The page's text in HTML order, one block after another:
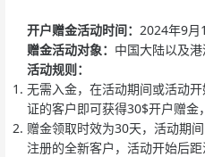
开户赠金活动时间： 2024年9月
赠金活动对象： 中国大陆以及
活动规则：
无需入金，在活动期间或活动
证的客户即可获得30$开户赠金
赠金领取时效为30天，活动期
注册的全新客户，活动开始后